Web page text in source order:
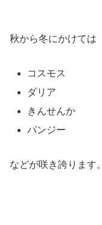
秋から冬にかけては
コスモス
ダリア
きんせんか
パンジー
などが咲き誇ります。